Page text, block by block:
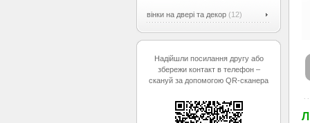
вінки на двері та декор (12)
Надійшли посилання другу або
збережи контакт в телефон –
скануй за допомогою QR-сканера